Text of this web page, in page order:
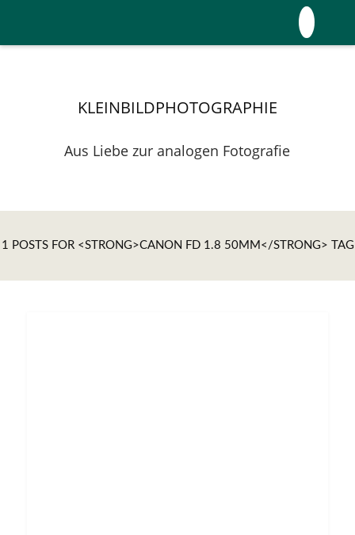
KLEINBILDPHOTOGRAPHIE
Aus Liebe zur analogen Fotografie
1 POSTS FOR <STRONG>CANON FD 1.8 50MM</STRONG> TAG